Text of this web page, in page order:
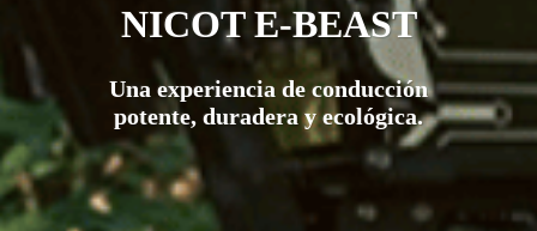
NICOT E-BEAST
Una experiencia de conducción
potente, duradera y ecológica.